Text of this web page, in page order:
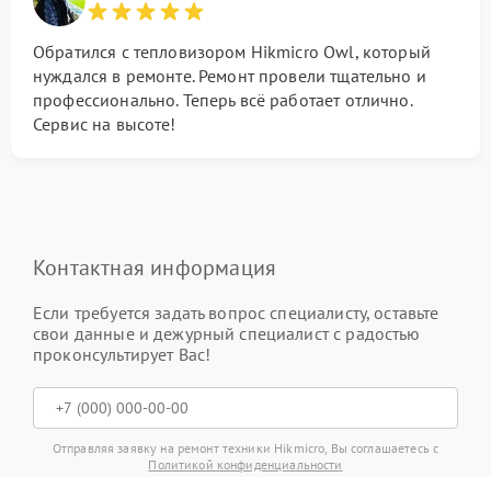
Обратился с тепловизором Hikmicro Owl, который
нуждался в ремонте. Ремонт провели тщательно и
профессионально. Теперь всё работает отлично.
Сервис на высоте!
Контактная информация
Если требуется задать вопрос специалисту, оставьте
свои данные и дежурный специалист с радостью
проконсультирует Вас!
Отправляя заявку на ремонт техники Hikmicro, Вы соглашаетесь с
Политикой конфиденциальности